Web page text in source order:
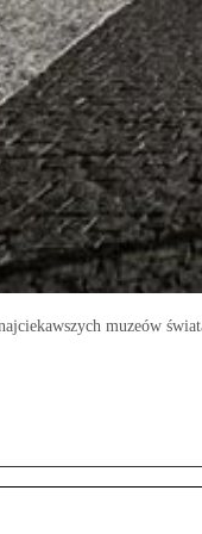
muzeów